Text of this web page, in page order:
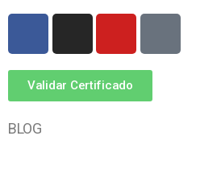
Validar Certificado
BLOG